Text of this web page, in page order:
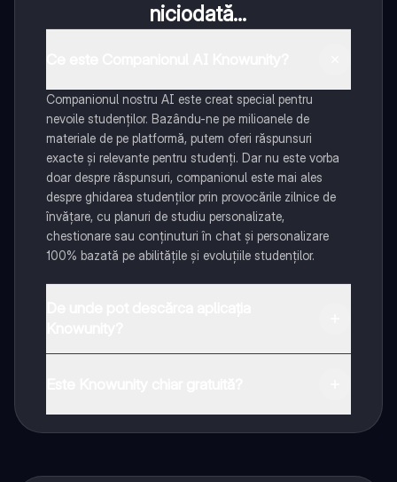
niciodată...
Companionul nostru AI este creat special pentru
nevoile studenților. Bazându-ne pe milioanele de
materiale de pe platformă, putem oferi răspunsuri
exacte și relevante pentru studenți. Dar nu este vorba
doar despre răspunsuri, companionul este mai ales
despre ghidarea studenților prin provocările zilnice de
învățare, cu planuri de studiu personalizate,
chestionare sau conținuturi în chat și personalizare
100% bazată pe abilitățile și evoluțiile studenților.